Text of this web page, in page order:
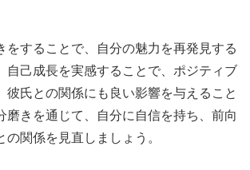
をすることで、自分の魅力を再発見する
自己成長を実感することで、ポジティブ
彼氏との関係にも良い影響を与えること
磨きを通じて、自分に自信を持ち、前向
の関係を見直しましょう。